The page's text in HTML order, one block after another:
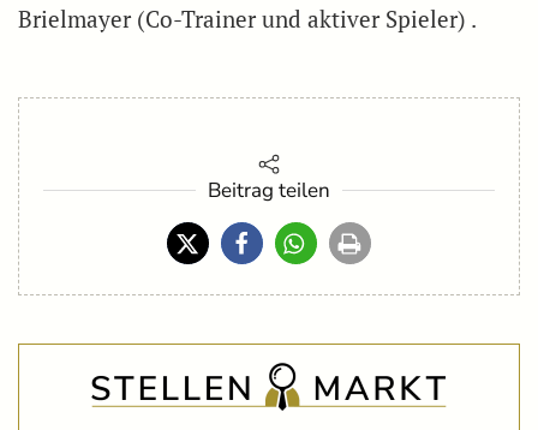
Brielmayer (Co-Trainer und aktiver Spieler) .
Beitrag teilen